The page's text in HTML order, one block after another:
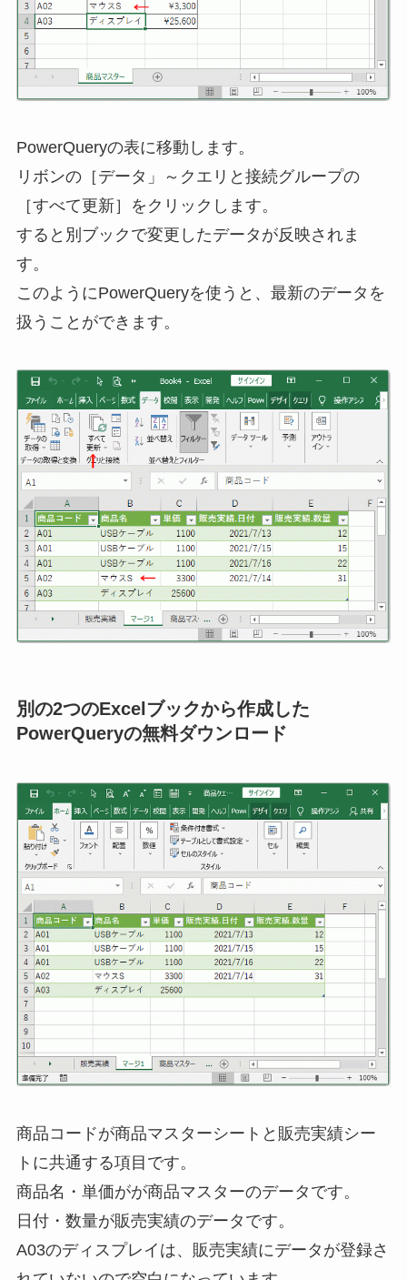
PowerQueryの表に移動します。
リボンの［データ」～クエリと接続グループの
［すべて更新］をクリックします。
すると別ブックで変更したデータが反映されま
す。
このようにPowerQueryを使うと、最新のデータを
扱うことができます。
別の2つのExcelブックから作成した
PowerQueryの無料ダウンロード
商品コードが商品マスターシートと販売実績シー
トに共通する項目です。
商品名・単価がが商品マスターのデータです。
日付・数量が販売実績のデータです。
A03のディスプレイは、販売実績にデータが登録さ